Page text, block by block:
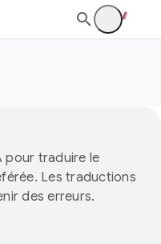
pour traduire le
Les traductions
des erreurs.